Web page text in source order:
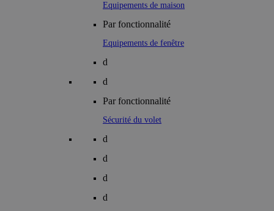
Equipements de maison
Par fonctionnalité
Equipements de fenêtre
d
d
Par fonctionnalité
Sécurité du volet
d
d
d
d